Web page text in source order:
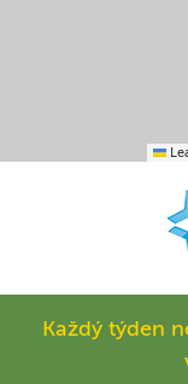
Každý týden